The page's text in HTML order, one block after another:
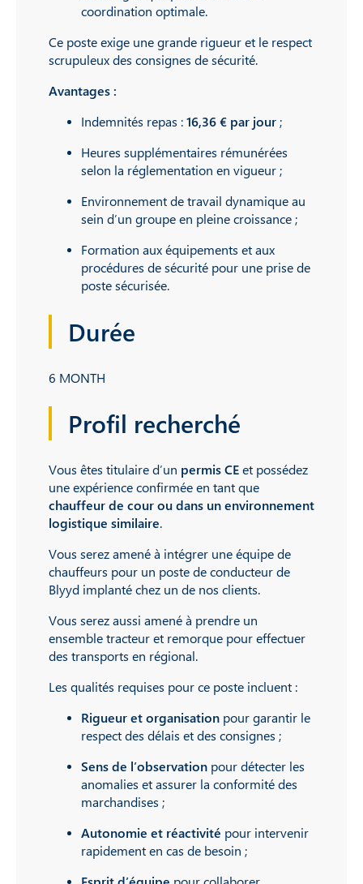
coordination optimale.
Ce poste exige une grande rigueur et le respect
scrupuleux des consignes de sécurité.
Avantages :
Indemnités repas :16,36 € par jour ;
Heures supplémentaires rémunérées
selon la réglementation en vigueur ;
Environnement de travail dynamique au
sein d’un groupe en pleine croissance ;
Formation aux équipements et aux
procédures de sécurité pour une prise de
poste sécurisée.
Durée
6 MONTH
Profil recherché
Vous êtes titulaire d’un permis CEet possédez
une expérience confirmée en tant que
chauffeur de cour ou dans un environnement
logistique similaire.
Vous serez amené à intégrer une équipe de
chauffeurs pour un poste de conducteur de
Blyyd implanté chez un de nos clients.
Vous serez aussi amené à prendre un
ensemble tracteur et remorque pour effectuer
des transports en régional.
Les qualités requises pour ce poste incluent :
Rigueur et organisation pour garantir le
respect des délais et des consignes ;
Sens de l’observation pour détecter les
anomalies et assurer la conformité des
marchandises ;
Autonomie et réactivité pour intervenir
rapidement en cas de besoin ;